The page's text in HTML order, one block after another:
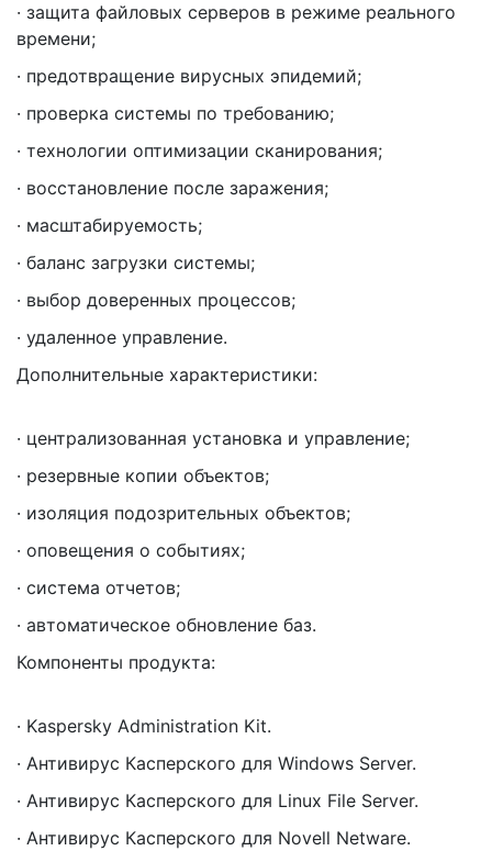
· защита файловых серверов в режиме реального
времени;
· предотвращение вирусных эпидемий;
· проверка системы по требованию;
· технологии оптимизации сканирования;
· восстановление после заражения;
· масштабируемость;
· баланс загрузки системы;
· выбор доверенных процессов;
· удаленное управление.
Дополнительные характеристики:
· централизованная установка и управление;
· резервные копии объектов;
· изоляция подозрительных объектов;
· оповещения о событиях;
· система отчетов;
· автоматическое обновление баз.
Компоненты продукта:
· Kaspersky Administration Kit.
· Антивирус Касперского для Windows Server.
· Антивирус Касперского для Linux File Server.
· Антивирус Касперского для Novell Netware.